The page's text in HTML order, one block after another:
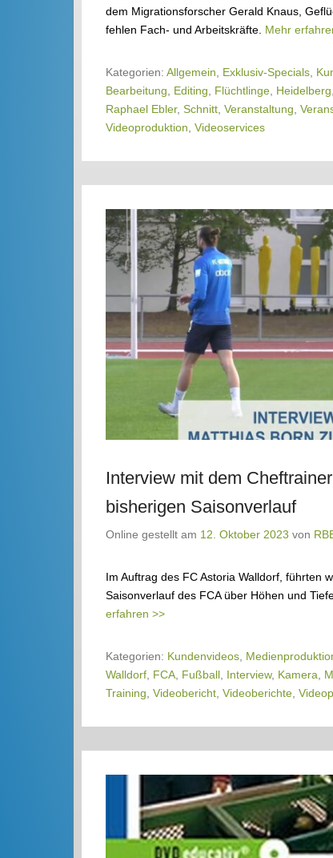
dem Migrationsforscher Gerald Knaus,
fehlen Fach- und Arbeitskräfte. Mehr
Kategorien: Allgemein Exklusiv-Specials
Bearbeitung
Editing Flüchtlinge Heidelberg
Raphael Ebler, Schnitt Veranstaltung
Videoproduktion Videoservices
Interview mit dem
bisherigen Saisonverlauf
Online gestellt am 12. Oktober 2023 von
Im Auftrag des FC Astoria Walldorf, führten
Saisonverlauf des FCA über Höhen und
erfahren >>
Kategorien: Kundenvideos
Walldorf FCA Fußball Interview, Kamera
Training Videobericht Videoberichte